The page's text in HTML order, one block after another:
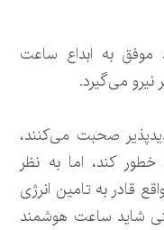
موفق به ابداع ساعت
نیرو می‌گیرد.
صحبت می‌کنند،
کند، اما به نظر
قادر به تامین انرژی
شاید ساعت هوشمند